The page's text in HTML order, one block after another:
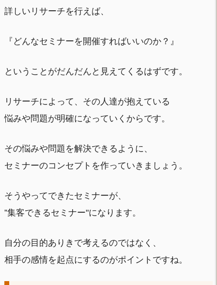
詳しいリサーチを行えば、
『どんなセミナーを開催すればいいのか？』
ということがだんだんと見えてくるはずです。
リサーチによって、その人達が抱えている
悩みや問題が明確になっていくからです。
その悩みや問題を解決できるように、
セミナーのコンセプトを作っていきましょう。
そうやってできたセミナーが、
”集客できるセミナー"になります。
自分の目的ありきで考えるのではなく、
相手の感情を起点にするのがポイントですね。